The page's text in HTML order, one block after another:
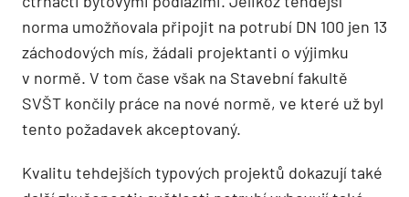
norma umožňovala připojit na potrubí DN 100 jen 13
záchodových mís, žádali projektanti o výjimku
v normě. V tom čase však na Stavební fakultě
SVŠT končily práce na nové normě, ve které už byl
tento požadavek akceptovaný.
Kvalitu tehdejších typových projektů dokazují také